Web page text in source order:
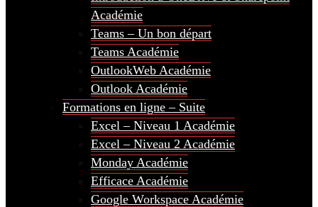
Académie
Teams – Un bon départ
Teams Académie
OutlookWeb Académie
Outlook Académie
Formations en ligne – Suite
Excel – Niveau 1 Académie
Excel – Niveau 2 Académie
Monday Académie
Efficace Académie
Google Workspace Académie